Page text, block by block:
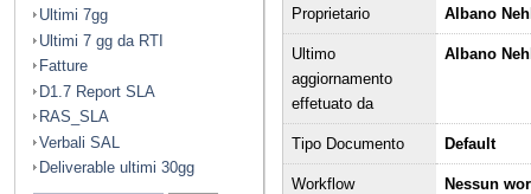
Ultimi 7gg
Ultimi 7 gg da RTI
Fatture
D1.7 Report SLA
RAS_SLA
Verbali SAL
Deliverable ultimi 30gg
Proprietario Albano
Ultimo
aggiornamento
effetuato da
Albano
Tipo Documento Default
Workflow Nessun